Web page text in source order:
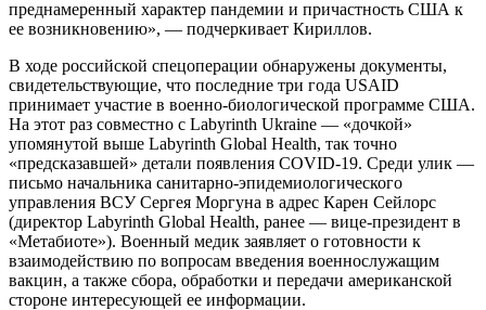
преднамеренный характер пандемии и причастность США к
ее возникновению», — подчеркивает Кириллов.
В ходе российской спецоперации обнаружены документы,
свидетельствующие, что последние три года USAID
принимает участие в военно-биологической программе США.
На этот раз совместно с Labyrinth Ukraine — «дочкой»
упомянутой выше Labyrinth Global Health, так точно
«предсказавшей» детали появления COVID-19. Среди улик —
письмо начальника санитарно-эпидемиологического
управления ВСУ Сергея Моргуна в адрес Карен Сейлорс
(директор Labyrinth Global Health, ранее — вице-президент в
«Метабиоте»). Военный медик заявляет о готовности к
взаимодействию по вопросам введения военнослужащим
вакцин, а также сбора, обработки и передачи американской
стороне интересующей ее информации.